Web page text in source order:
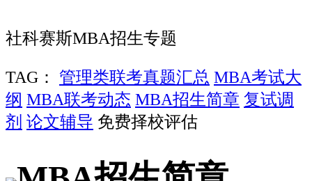
社科赛斯MBA招生专题
TAG： 管理类联考真题汇总 MBA考试大
纲 MBA联考动态 MBA招生简章 复试调
剂 论文辅导 免费择校评估